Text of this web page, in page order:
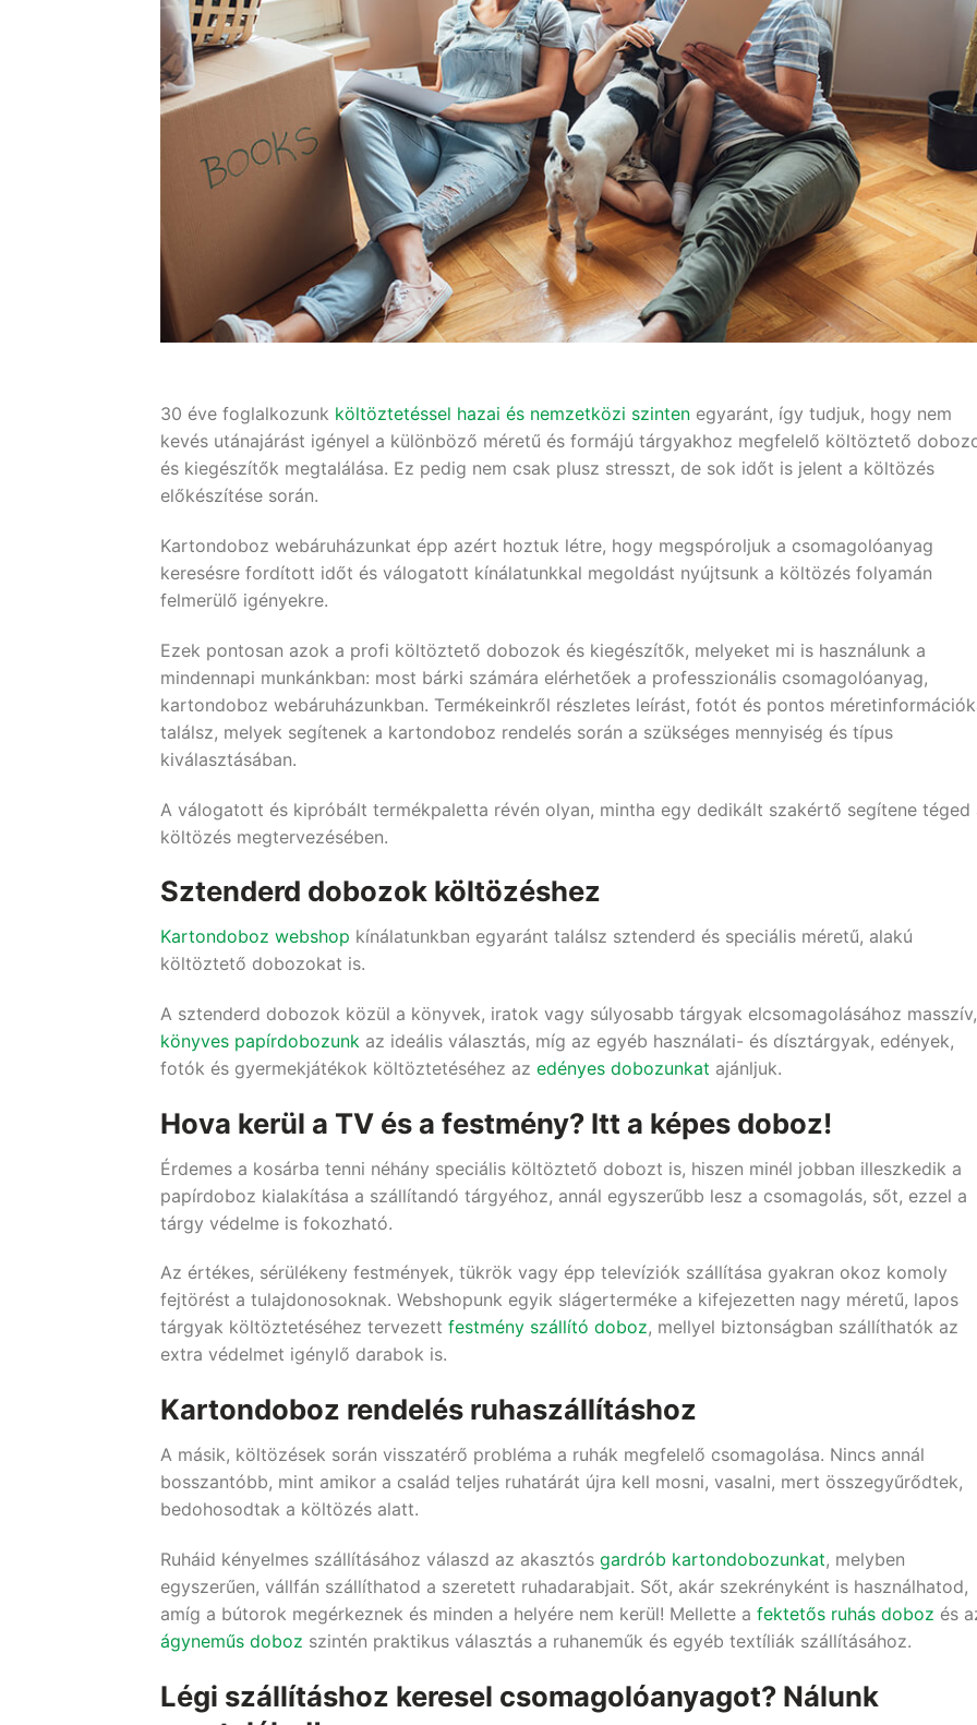
30 éve foglalkozunk költöztetéssel hazai és nemzetközi szinten egyaránt, így tudjuk, hogy nem
kevés utánajárást igényel a különböző méretű és formájú tárgyakhoz megfelelő költöztető
és kiegészítők megtalálása. Ez pedig nem csak plusz stresszt, de sok időt is jelent a költözés
előkészítése során.
Kartondoboz webáruházunkat épp azért hoztuk létre, hogy megspóroljuk a csomagolóanyag
keresésre fordított időt és válogatott kínálatunkkal megoldást nyújtsunk a költözés folyamán
felmerülő igényekre.
Ezek pontosan azok a profi költöztető dobozok és kiegészítők, melyeket mi is használunk a
mindennapi munkánkban: most bárki számára elérhetőek a professzionális csomagolóanyag,
kartondoboz webáruházunkban. Termékeinkről részletes leírást, fotót és pontos
találsz, melyek segítenek a kartondoboz rendelés során a szükséges mennyiség és típus
kiválasztásában.
A válogatott és kipróbált termékpaletta révén olyan, mintha egy dedikált szakértő segítene téged
költözés megtervezésében.
Sztenderd dobozok költözéshez
Kartondoboz webshop kínálatunkban egyaránt találsz sztenderd és speciális méretű, alakú
költöztető dobozokat is.
A sztenderd dobozok közül a könyvek, iratok vagy súlyosabb tárgyak elcsomagolásához masszív,
könyves papírdobozunk az ideális választás, míg az egyéb használati- és dísztárgyak, edények,
fotók és gyermekjátékok költöztetéséhez az edényes dobozunkat ajánljuk.
Hova kerül a TV és a festmény? Itt a képes doboz!
Érdemes a kosárba tenni néhány speciális költöztető dobozt is, hiszen minél jobban illeszkedik a
papírdoboz kialakítása a szállítandó tárgyéhoz, annál egyszerűbb lesz a csomagolás, sőt, ezzel a
tárgy védelme is fokozható.
Az értékes, sérülékeny festmények, tükrök vagy épp televíziók szállítása gyakran okoz komoly
fejtörést a tulajdonosoknak. Webshopunk egyik slágerterméke a kifejezetten nagy méretű, lapos
tárgyak költöztetéséhez tervezett festmény szállító doboz, mellyel biztonságban szállíthatók az
extra védelmet igénylő darabok is.
Kartondoboz rendelés ruhaszállításhoz
A másik, költözések során visszatérő probléma a ruhák megfelelő csomagolása. Nincs annál
bosszantóbb, mint amikor a család teljes ruhatárát újra kell mosni, vasalni, mert összegyűrődtek,
bedohosodtak a költözés alatt.
Ruháid kényelmes szállításához válaszd az akasztós gardrób kartondobozunkat, melyben
egyszerűen, vállfán szállíthatod a szeretett ruhadarabjait. Sőt, akár szekrényként is használhatod,
amíg a bútorok megérkeznek és minden a helyére nem kerül! Mellette a fektetős ruhás doboz és
ágyneműs doboz szintén praktikus választás a ruhaneműk és egyéb textíliák szállításához.
Légi szállításhoz keresel csomagolóanyagot? Nálunk